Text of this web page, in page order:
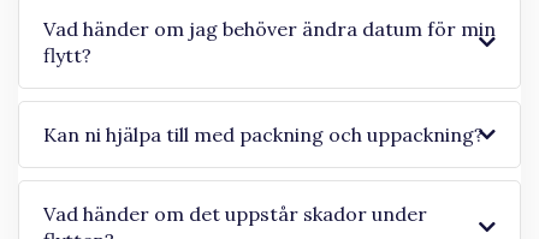
Vad händer om jag behöver ändra datum för min
flytt?
Kan ni hjälpa till med packning och uppackning?
Vad händer om det uppstår skador under